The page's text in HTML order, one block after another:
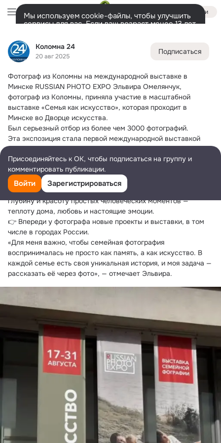
Коломна 24
20 авг 2025
Подписаться
Фотограф из Коломны на международной выставке в
Минске RUSSIAN PHOTO EXPO Эльвира Омелянчук,
фотограф из Коломны, приняла участие в масштабной
выставке «Семья как искусство», которая проходит в
Минске во Дворце искусства.
Был серьезный отбор из более чем 3000 фотографий.
Эта экспозиция стала первой международной выставкой
проекта Russian Photo Expo, объединившей работы лучших
авторов семейной фотографии из множества стран на
площади почти 700 кв. м.
Эльвира специализируется на семейной и lifestyle-
фотографии. В своих работах она стремится показать
глубину и красоту простых человеческих моментов —
теплоту дома, любовь и настоящие эмоции.
👉 Впереди у фотографа новые проекты и выставки, в том
числе в городах России.
«Для меня важно, чтобы семейная фотография
воспринималась не просто как память, а как искусство. В
каждой семье есть своя уникальная история, и моя задача —
рассказать её через фото», — отмечает Эльвира.
Войти
Мы используем cookie-файлы, чтобы улучшить
сервисы для вас. Если ваш возраст менее 13 лет,
представитель.
Разрешить все
Лента Участники 134K Ещё
Дополнительная
колонка
Всё64 061 Обсуждаемые
Присоединяйтесь к ОК, чтобы подписаться на группу и
комментировать публикации.
Войти Зарегистрироваться